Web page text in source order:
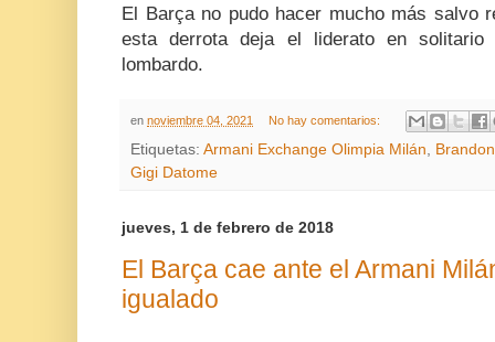
El Barça no pudo hacer mucho más salvo
esta derrota deja el liderato en
lombardo.
en noviembre 04, 2021 No hay comentarios:
Etiquetas: Armani Exchange Olimpia Milán,
Gigi Datome
jueves, 1 de febrero de 2018
El Barça cae ante el Armani
igualado